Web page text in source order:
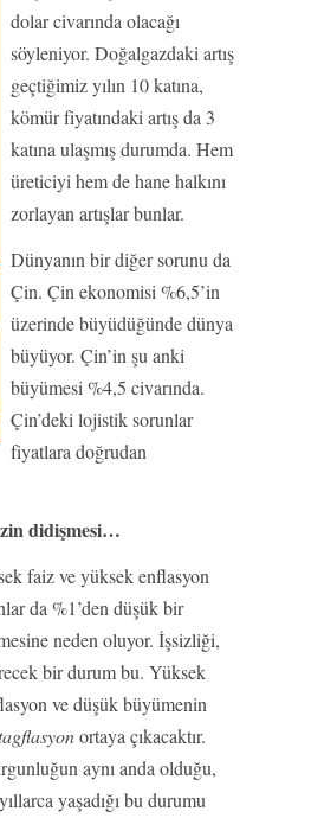
dolar civarında olacağı
söyleniyor. Doğalgazdaki artış
geçtiğimiz yılın 10 katına,
kömür fiyatındaki artış da 3
katına ulaşmış durumda. Hem
üreticiyi hem de hane halkını
zorlayan artışlar bunlar.
Dünyanın bir diğer sorunu da
Çin. Çin ekonomisi %6,5’in
üzerinde büyüdüğünde dünya
büyüyor. Çin’in şu anki
büyümesi %4,5 civarında.
Çin’deki lojistik sorunlar
fiyatlara doğrudan
didişmesi…
faiz ve yüksek enflasyon
da %1’den düşük bir
neden oluyor. İşsizliği,
bir durum bu. Yüksek
ve düşük büyümenin
ortaya çıkacaktır.
aynı anda olduğu,
yaşadığı bu durumu